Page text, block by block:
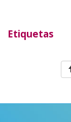
Etiquetas